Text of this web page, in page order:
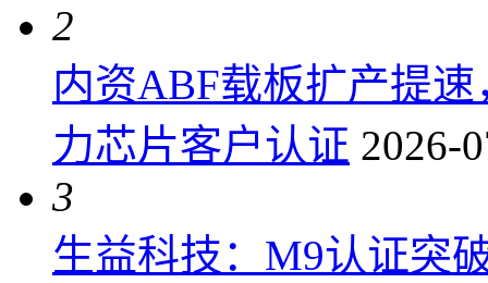
2
内资ABF载板扩产提
力芯片客户认证 2026-
3
生益科技：M9认证突